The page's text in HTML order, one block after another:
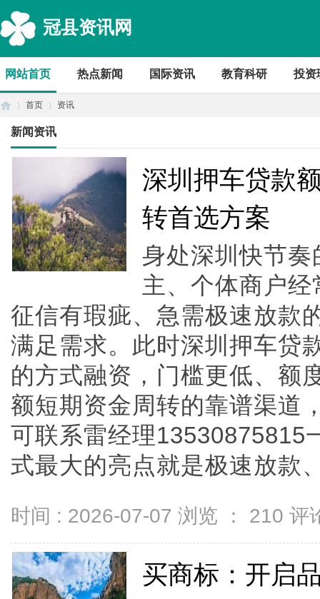
冠县资讯网
网站首页 热点新闻 国际资讯 教育科研 投资
首页 资讯
新闻资讯
深圳押车贷款
转首选方案
身处深圳快节
主、个体商户
征信有瑕疵、急需极速放款
满足需求。此时深圳押车贷
的方式融资，门槛更低、额
额短期资金周转的靠谱渠道
可联系雷经理13530875815
式最大的亮点就是极速放款
时间 : 2026-07-07 浏览 ： 210 评
买商标：开启